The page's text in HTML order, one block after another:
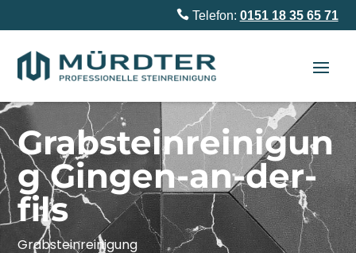
Telefon: 0151 18 35 65 71
Grabsteinreinigun
g Gingen-an-der-
fils
Grabsteinreinigung